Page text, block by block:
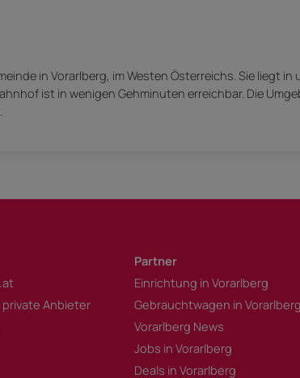
in Vorarlberg, im Westen Österreichs. Sie liegt in
ist in wenigen Gehminuten erreichbar. Die
Anbieter
Partner
Einrichtung in Vorarlberg
Gebrauchtwagen in Vorarlberg
Vorarlberg News
Jobs in Vorarlberg
Deals in Vorarlberg